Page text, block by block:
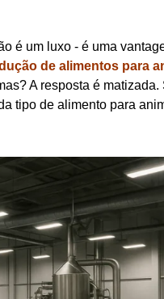
é um luxo - é uma
de alimentos para
A resposta é matizada.
tipo de alimento para